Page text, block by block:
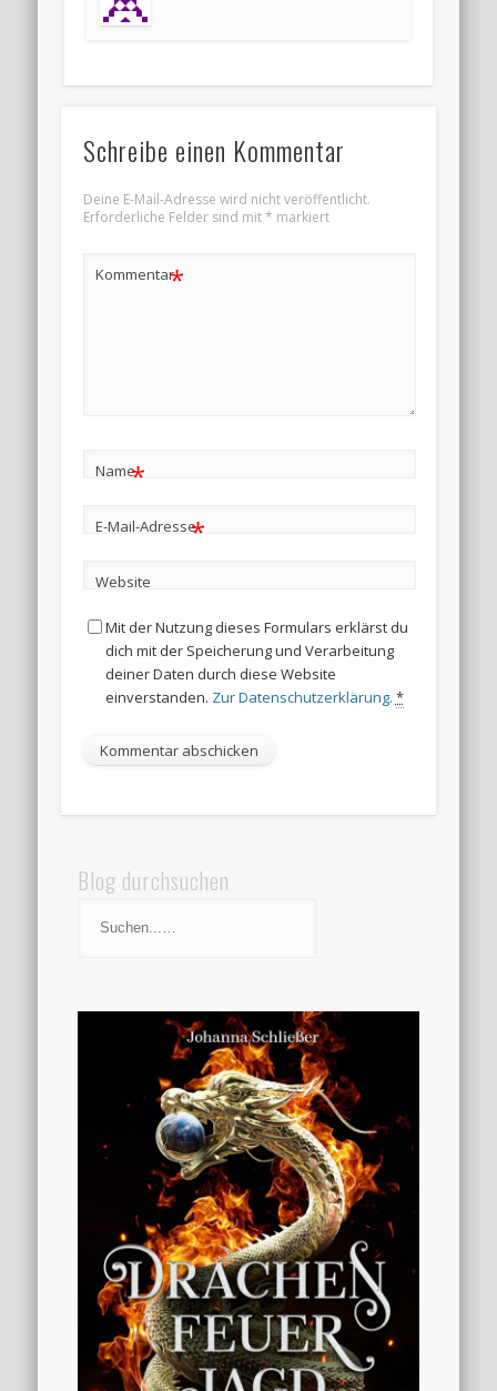
Schreibe einen Kommentar
Deine E-Mail-Adresse wird nicht veröffentlicht.
Erforderliche Felder sind mit* markiert
Kommentar*
Name*
E-Mail-Adresse*
Website
Mit der Nutzung dieses Formulars erklärst du
dich mit der Speicherung und Verarbeitung
deiner Daten durch diese Website
einverstanden. Zur Datenschutzerklärung. *
Blog durchsuchen